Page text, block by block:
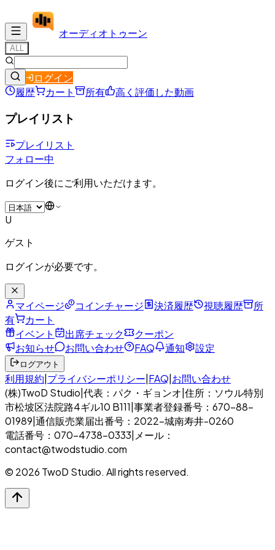
オーディオ トゥーン
ALL
ログイン
履歴
カート 所有 高く評価した動画
プレイリスト
プレイリスト
フォロー中
ログイン後にご利用いただけます。
U
ゲスト
ログインが必要です。
マイページ コインチャージ 決済履歴 視聴履歴
所
有
カート
イベント
出席チェック
クーポン
お知らせ
お問い合わせ FAQ 通知 設定
ログアウト
利用規約 プライバシーポリシー FAQ お問い合わせ
(株)TwoD Studio 代表：パク・ギョンオ 住所：ソウル特別
市松坡区法院路4ギル10 B111 事業者登録番号：670-88-
01989 通信販売業届出番号：2022-城南寿井-0260
電話番号：070-4738-0333 メール：
contact@twodstudio.com
© 2026 TwoD Studio. All rights reserved.